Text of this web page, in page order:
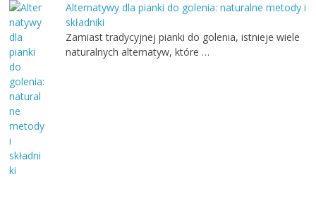
Alternatywy dla pianki do golenia: naturalne metody i
składniki
Zamiast tradycyjnej pianki do golenia, istnieje wiele
naturalnych alternatyw, które …